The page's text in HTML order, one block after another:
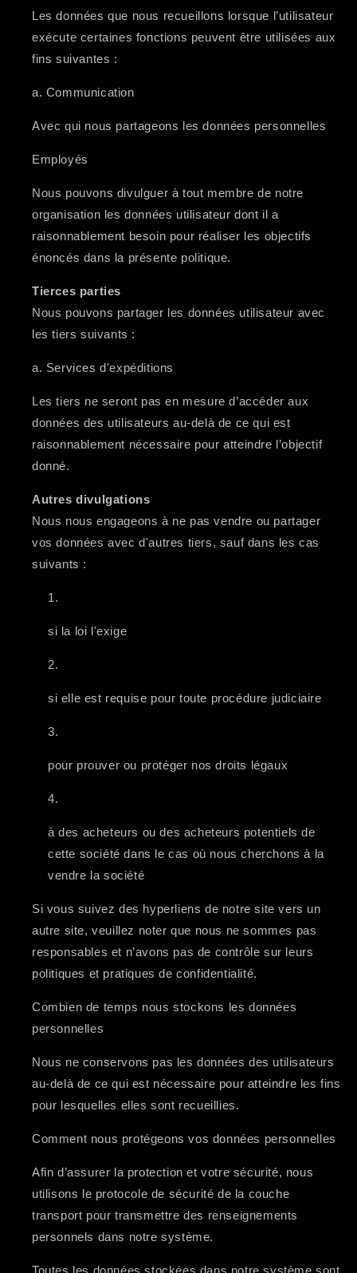
Les données que nous recueillons lorsque l’utilisateur
exécute certaines fonctions peuvent être utilisées aux
fins suivantes :
a. Communication
Avec qui nous partageons les données personnelles
Employés
Nous pouvons divulguer à tout membre de notre
organisation les données utilisateur dont il a
raisonnablement besoin pour réaliser les objectifs
énoncés dans la présente politique.
Tierces parties
Nous pouvons partager les données utilisateur avec
les tiers suivants :
a. Services d'expéditions
Les tiers ne seront pas en mesure d’accéder aux
données des utilisateurs au-delà de ce qui est
raisonnablement nécessaire pour atteindre l’objectif
donné.
Autres divulgations
Nous nous engageons à ne pas vendre ou partager
vos données avec d'autres tiers, sauf dans les cas
suivants :
si la loi l'exige
si elle est requise pour toute procédure judiciaire
pour prouver ou protéger nos droits légaux
à des acheteurs ou des acheteurs potentiels de
cette société dans le cas où nous cherchons à la
vendre la société
Si vous suivez des hyperliens de notre site vers un
autre site, veuillez noter que nous ne sommes pas
responsables et n’avons pas de contrôle sur leurs
politiques et pratiques de confidentialité.
Combien de temps nous stockons les données
personnelles
Nous ne conservons pas les données des utilisateurs
au-delà de ce qui est nécessaire pour atteindre les fins
pour lesquelles elles sont recueillies.
Comment nous protégeons vos données personnelles
Afin d’assurer la protection et votre sécurité, nous
utilisons le protocole de sécurité de la couche
transport pour transmettre des renseignements
personnels dans notre système.
Toutes les données stockées dans notre système sont